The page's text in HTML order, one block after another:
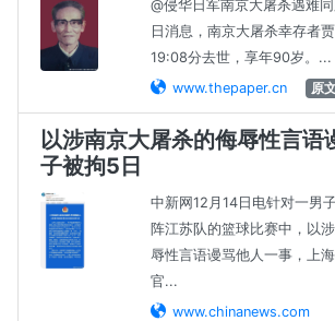
@侵华日军南京大屠杀遇难
日消息，南京大屠杀幸存者
19:08分去世，享年90岁。...
www.thepaper.cn
原
以涉南京大屠杀的侮辱性言语
子被拘5日
中新网12月14日电针对一男
阵江苏队的篮球比赛中，以
辱性言语谩骂他人一事，上
官...
www.chinanews.com